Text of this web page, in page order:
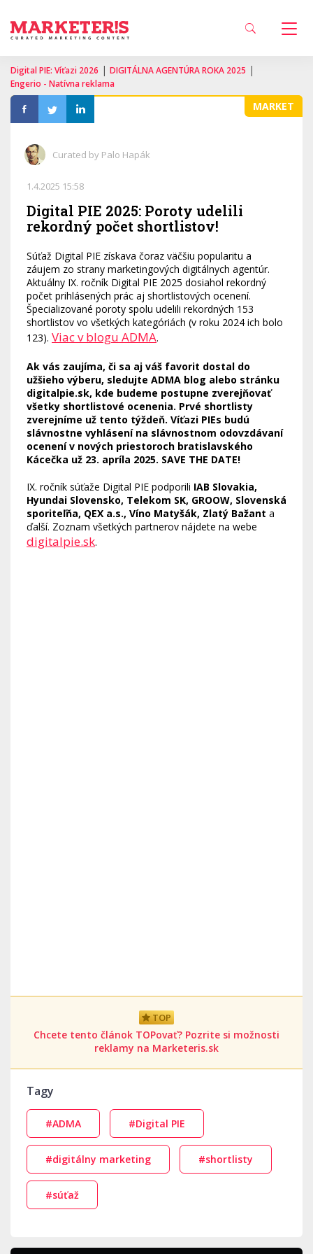
Digital PIE: Víťazi 2026 | DIGITÁLNA AGENTÚRA ROKA 2025 |
Engerio - Natívna reklama
MARKET
Curated by Palo Hapák
1.4.2025 15:58
Digital PIE 2025: Poroty udelili
rekordný počet shortlistov!
Súťaž Digital PIE získava čoraz väčšiu popularitu a
záujem zo strany marketingových digitálnych agentúr.
Aktuálny IX. ročník Digital PIE 2025 dosiahol rekordný
počet prihlásených prác aj shortlistových ocenení.
Špecializované poroty spolu udelili rekordných 153
shortlistov vo všetkých kategóriách (v roku 2024 ich bolo
123). Viac v blogu ADMA.
Ak vás zaujíma, či sa aj váš favorit dostal do
užšieho výberu, sledujte ADMA blog alebo stránku
digitalpie.sk, kde budeme postupne zverejňovať
všetky shortlistové ocenenia. Prvé shortlisty
zverejníme už tento týždeň. Víťazi PIEs budú
slávnostne vyhlásení na slávnostnom odovzdávaní
ocenení v nových priestoroch bratislavského
Kácečka už 23. apríla 2025. SAVE THE DATE!
IX. ročník súťaže Digital PIE podporili IAB Slovakia,
Hyundai Slovensko, Telekom SK, GROOW, Slovenská
sporiteľňa, QEX a.s., Víno Matyšák, Zlatý Bažant a
ďalší. Zoznam všetkých partnerov nájdete na webe
digitalpie.sk.
TOP
Chcete tento článok TOPovať? Pozrite si možnosti
reklamy na Marketeris.sk
Tagy
#ADMA #Digital PIE
#digitálny marketing #shortlisty
#súťaž